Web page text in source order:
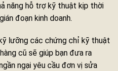
năng hỗ trợ kỹ thuật kịp thời
đoạn kinh doanh.
lưỡng các chứng chỉ kỹ thuật
cũ sẽ giúp bạn đưa ra
ngại yêu cầu đơn vị sửa